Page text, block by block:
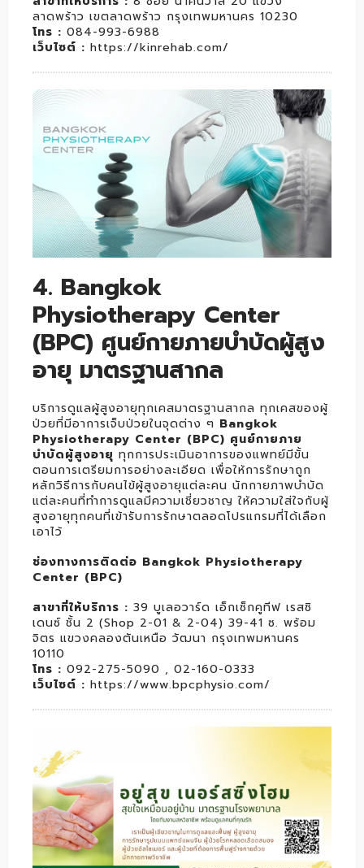
ลาดพร้าว เขตลาดพร้าว กรุงเทพมหานคร 10230
โทร : 084-993-6988
เว็บไซต์ : https://kinrehab.com/
4. Bangkok
Physiotherapy Center
(BPC) ศูนย์กายภายบำบัดผู้สูง
อายุ มาตรฐานสากล
บริการดูแลผู้สูงอายุทุกเคสมาตรฐานสากล ทุกเคสของผู้
ป่วยที่มีอาการเจ็บป่วยในจุดต่าง ๆ Bangkok
Physiotherapy Center (BPC) ศูนย์กายภาย
บำบัดผู้สูงอายุ ทุกการประเมินอาการของแพทย์มีขั้น
ตอนการเตรียมการอย่างละเอียด เพื่อให้การรักษาถูก
หลักวิธีการกับคนไข้ผู้สูงอายุแต่ละคน นักกายภาพบำบัด
แต่ละคนที่ทำการดูแลมีความเชี่ยวชาญ ให้ความใส่ใจกับผู้
สูงอายุทุกคนที่เข้ารับการรักษาตลอดโปรแกรมที่ได้เลือก
เอาไว้
ช่องทางการติดต่อ Bangkok Physiotherapy
Center (BPC)
สาขาที่ให้บริการ : 39 บูเลอวาร์ด เอ็กเซ็กคูทีฟ เรสซิ
เดนซ์ ชั้น 2 (Shop 2-01 & 2-04) 39-41 ซ. พร้อม
จิตร แขวงคลองตันเหนือ วัฒนา กรุงเทพมหานคร
10110
โทร : 092-275-5090 , 02-160-0333
เว็บไซต์ : https://www.bpcphysio.com/